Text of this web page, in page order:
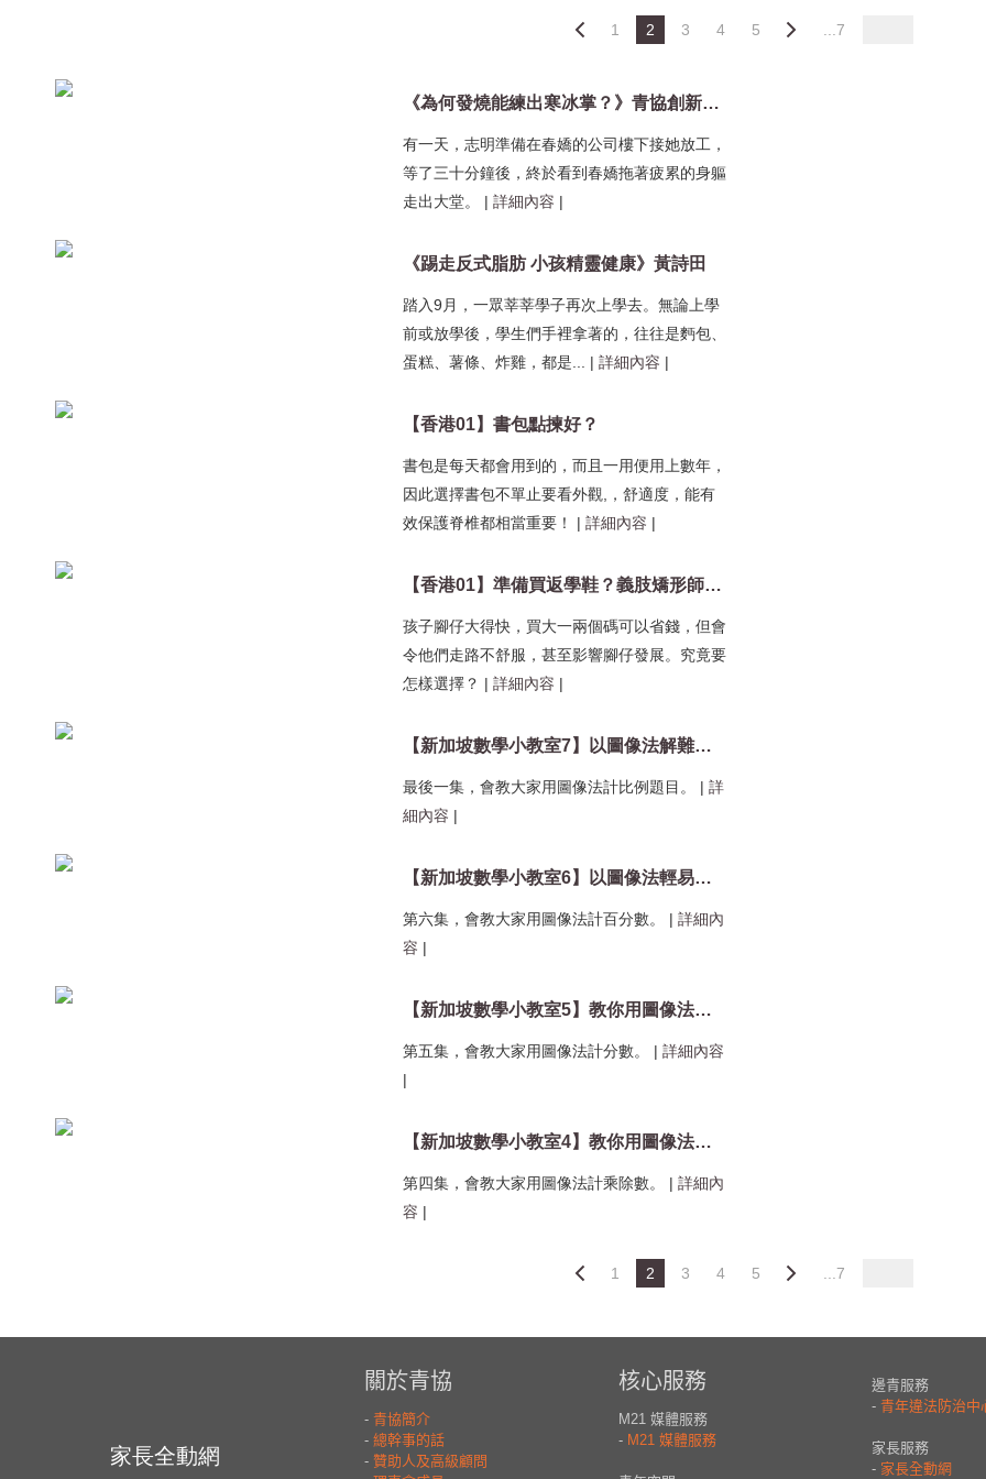
1 2 3 4 5 ...7
《為何發燒能練出寒冰掌？》青協創新科學中心
有一天，志明準備在春嬌的公司樓下接她放工，
等了三十分鐘後，終於看到春嬌拖著疲累的身軀
走出大堂。 | 詳細內容 |
《踢走反式脂肪 小孩精靈健康》黃詩田
踏入9月，一眾莘莘學子再次上學去。無論上學
前或放學後，學生們手裡拿著的，往往是麪包、
蛋糕、薯條、炸雞，都是... | 詳細內容 |
【香港01】書包點揀好？
書包是每天都會用到的，而且一用便用上數年，
因此選擇書包不單止要看外觀,，舒適度，能有
效保護脊椎都相當重要！ | 詳細內容 |
【香港01】準備買返學鞋？義肢矯形師教你從外到內揀選
孩子腳仔大得快，買大一兩個碼可以省錢，但會
令他們走路不舒服，甚至影響腳仔發展。究竟要
怎樣選擇？ | 詳細內容 |
【新加坡數學小教室7】以圖像法解難 跳級學中學比例題目
最後一集，會教大家用圖像法計比例題目。 | 詳
細內容 |
【新加坡數學小教室6】以圖像法輕易用加減乘除計百分率
第六集，會教大家用圖像法計百分數。 | 詳細內
容 |
【新加坡數學小教室5】教你用圖像法計分數
第五集，會教大家用圖像法計分數。 | 詳細內容
|
【新加坡數學小教室4】教你用圖像法計乘除數
第四集，會教大家用圖像法計乘除數。 | 詳細內
容 |
1 2 3 4 5 ...7
家長全動網